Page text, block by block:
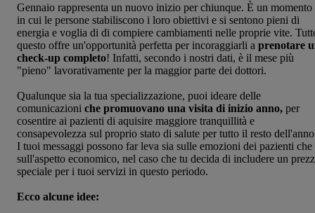
Gennaio rappresenta un nuovo inizio per chiunque. È un momento
in cui le persone stabiliscono i loro obiettivi e si sentono pieni di
energia e voglia di di compiere cambiamenti nelle proprie vite.
questo offre un'opportunità perfetta per incoraggiarli a prenotare
check-up completo! Infatti, secondo i nostri dati, è il mese più
"pieno" lavorativamente per la maggior parte dei dottori.
Qualunque sia la tua specializzazione, puoi ideare delle
comunicazioni che promuovano una visita di inizio anno, per
cosentire ai pazienti di aquisire maggiore tranquillità e
consapevolezza sul proprio stato di salute per tutto il resto
I tuoi messaggi possono far leva sia sulle emozioni dei pazienti che
sull'aspetto economico, nel caso che tu decida di includere un
speciale per i tuoi servizi in questo periodo.
Ecco alcune idee: